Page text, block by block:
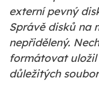
externí pevný
Správě disků na
nepřidělený.
formátovat uložil
důležitých